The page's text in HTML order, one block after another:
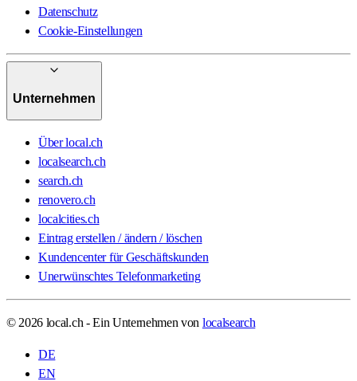
Datenschutz
Cookie-Einstellungen
Unternehmen
Über local.ch
localsearch.ch
search.ch
renovero.ch
localcities.ch
Eintrag erstellen / ändern / löschen
Kundencenter für Geschäftskunden
Unerwünschtes Telefonmarketing
© 2026 local.ch - Ein Unternehmen von localsearch
DE
EN